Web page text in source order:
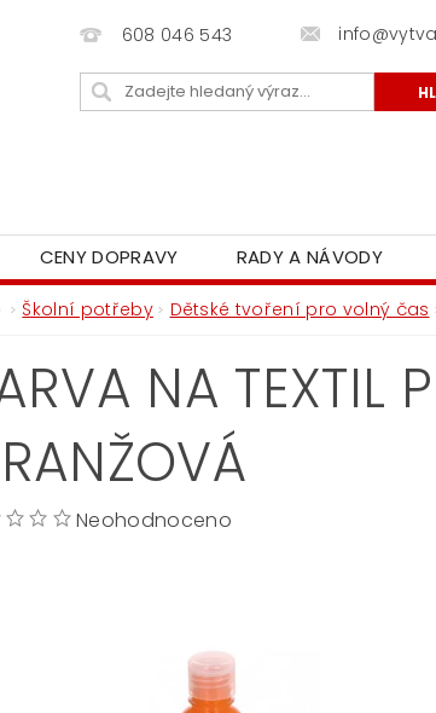
608 046 543
CENY DOPRAVY RADY A NÁVODY
Školní potřeby Dětské tvoření pro volný čas
NA TEXTIL
Neohodnoceno